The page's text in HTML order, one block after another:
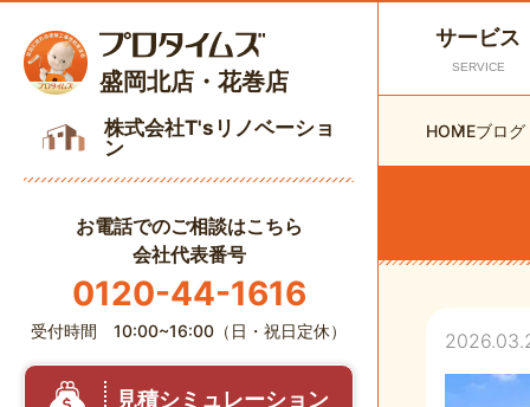
盛岡北店・花巻店
株式会社T'sリノベーショ
ン
お電話でのご相談はこちら
会社代表番号
0120-44-1616
受付時間 10:00~16:00（日・祝日定休）
見積シミュレーション
サービス
SERVICE
HOMEブログ